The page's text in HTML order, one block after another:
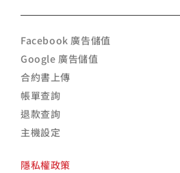
Facebook 廣告儲值
Google 廣告儲值
合約書上傳
帳單查詢
退款查詢
主機設定
隱私權政策